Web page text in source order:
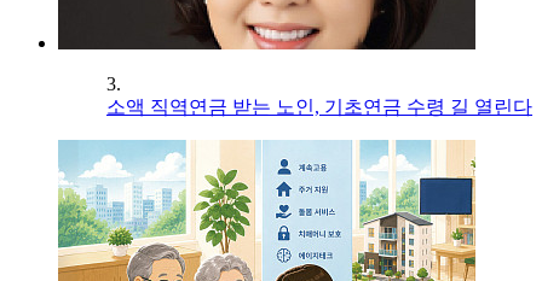
3.
소액 직역연금 받는 노인, 기초연금 수령 길 열린다